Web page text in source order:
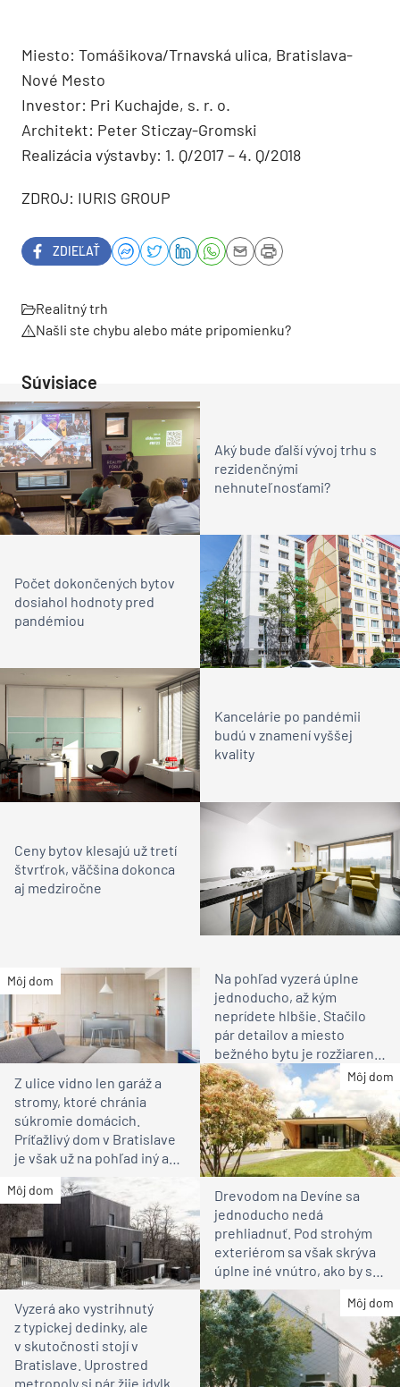
Miesto: Tomášikova/Trnavská ulica, Bratislava-
Nové Mesto
Investor: Pri Kuchajde, s. r. o.
Architekt: Peter Sticzay-Gromski
Realizácia výstavby: 1. Q/2017 – 4. Q/2018
ZDROJ: IURIS GROUP
ZDIEĽAŤ
Realitný trh
Našli ste chybu alebo máte pripomienku?
Súvisiace
Aký bude ďalší vývoj trhu s
rezidenčnými
nehnuteľnosťami?
Počet dokončených bytov
dosiahol hodnoty pred
pandémiou
Kancelárie po pandémii
budú v znamení vyššej
kvality
Ceny bytov klesajú už tretí
štvrťrok, väčšina dokonca
aj medziročne
Môj dom
Na pohľad vyzerá úplne
jednoducho, až kým
neprídete hlbšie. Stačilo
pár detailov a miesto
bežného bytu je rozžiarené
bývanie pre rodinu
Môj dom
Z ulice vidno len garáž a
stromy, ktoré chránia
súkromie domácich.
Príťažlivý dom v Bratislave
je však už na pohľad iný ako
susedia
Môj dom
Drevodom na Devíne sa
jednoducho nedá
prehliadnuť. Pod strohým
exteriérom sa však skrýva
úplne iné vnútro, ako by ste
čakali
Môj dom
Vyzerá ako vystrihnutý
z typickej dedinky, ale
v skutočnosti stojí v
Bratislave. Uprostred
metropoly si pár žije idylku